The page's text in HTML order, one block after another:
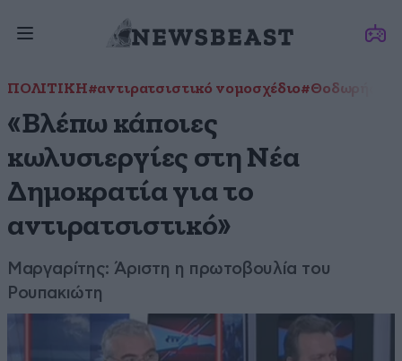
ΠΟΛΙΤΙΚΗ#αντιρατσιστικό νομοσχέδιο#Θοδωρής
«Βλέπω κάποιες
κωλυσιεργίες στη Νέα
Δημοκρατία για το
αντιρατσιστικό»
Μαργαρίτης: Άριστη η πρωτοβουλία του
Ρουπακιώτη